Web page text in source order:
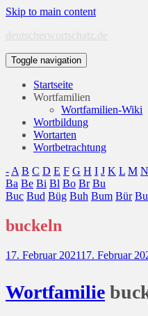
Skip to main content
deutscherwortschatz.de
Toggle navigation
Startseite
Wortfamilien
Wortfamilien-Wiki
Wortbildung
Wortarten
Wortbetrachtung
- A B C D E F G H I J K L M N
Ba Be Bi Bl Bo Br Bu
Buc Bud Büg Buh Bum Bür
buckeln
17. Februar 202117. Februar
Wortfamilie